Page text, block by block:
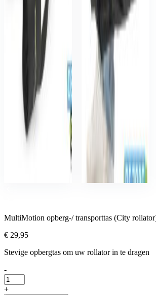
MultiMotion opberg-/ transporttas (City
€ 29,95
Stevige opbergtas om uw rollator in te dragen
-
+